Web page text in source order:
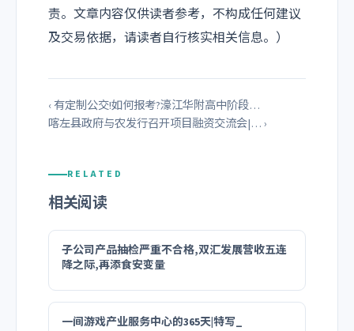
责。文章内容仅供读者参考，不构成任何建议
及交易依据，请读者自行核实相关信息。）
‹ 有定制公交!如何报考?濠江华附高中阶段…
喀左县政府与农发行召开项目融资交流会|… ›
RELATED
相关阅读
子公司产品抽检严重不合格,双汇发展营收五连
降之际,再添食安变量
一间游戏产业服务中心的365天|特写_